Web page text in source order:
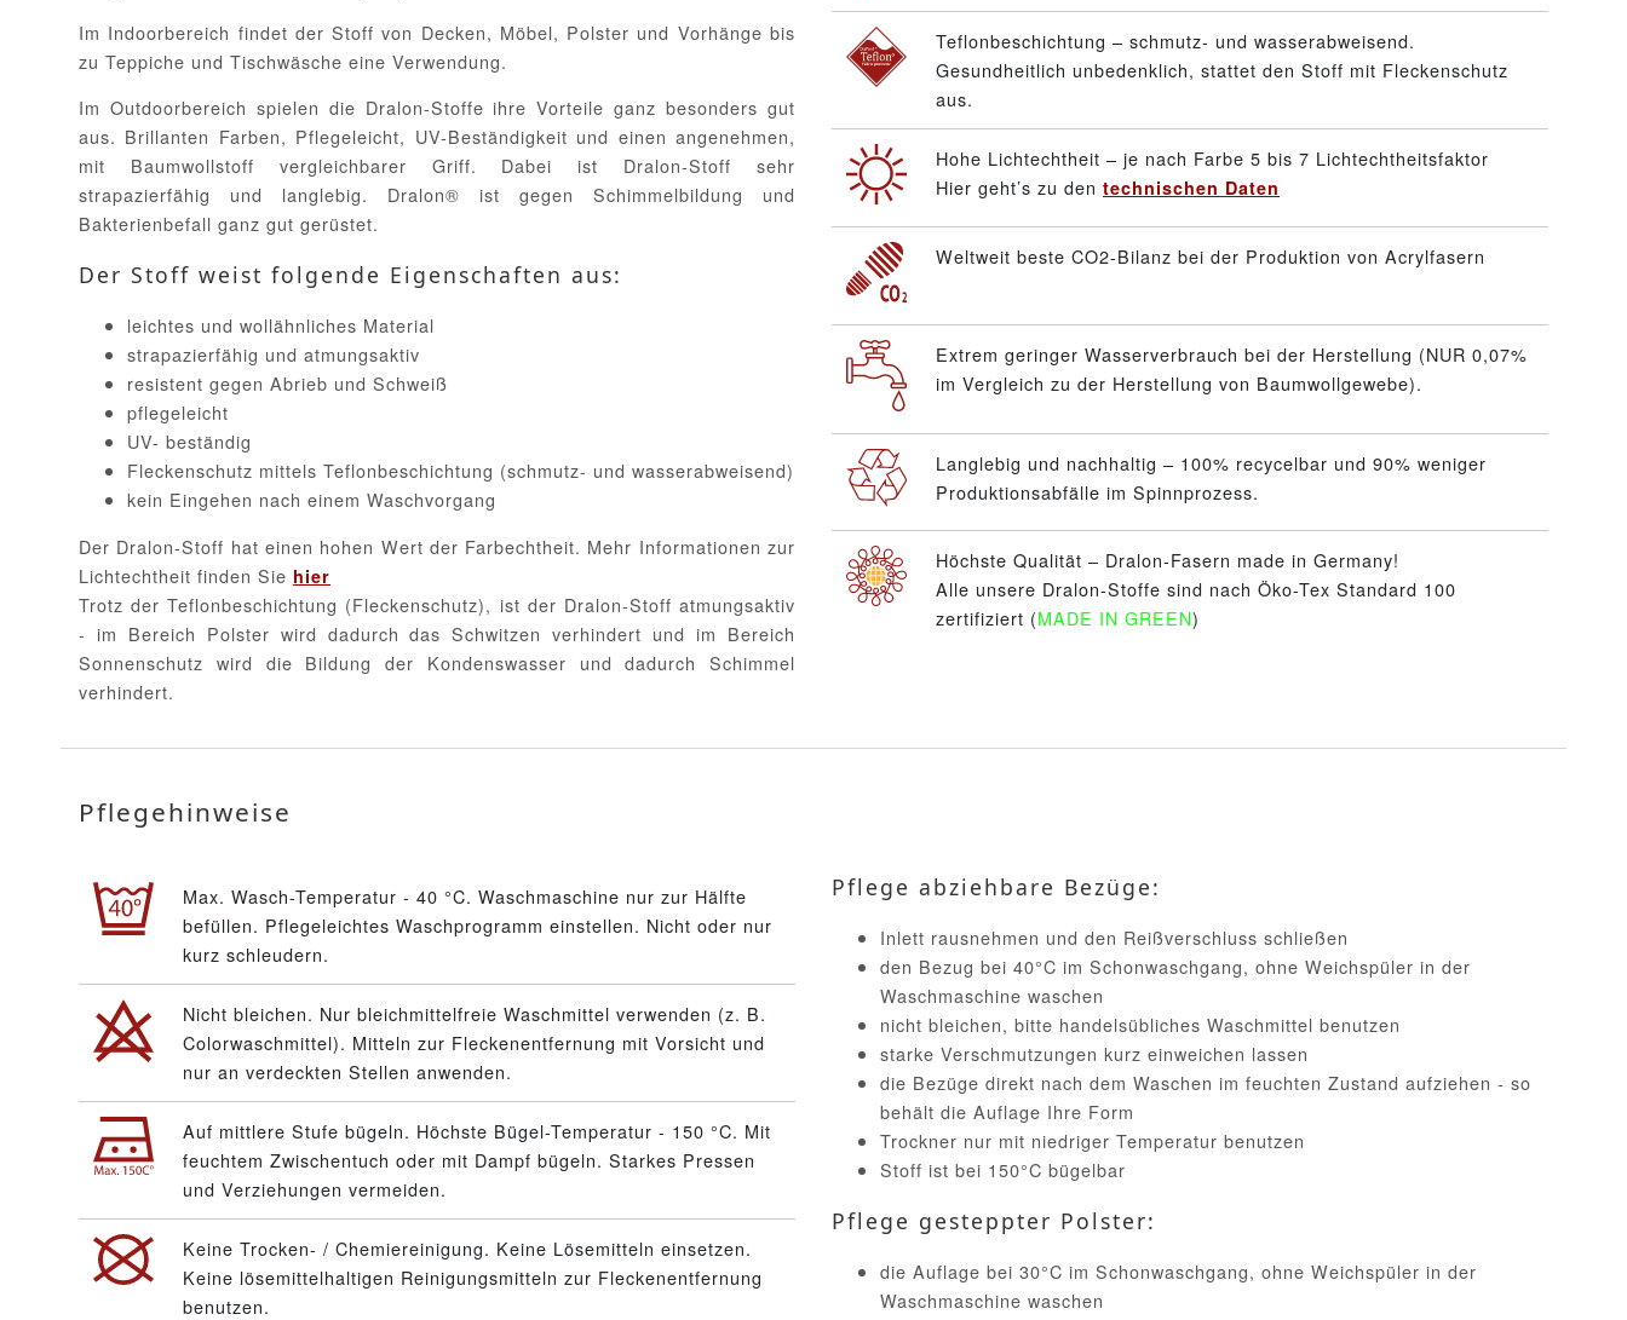
Im Indoorbereich findet der Stoff von Decken, Möbel, Polster und Vorhänge bis
zu Teppiche und Tischwäsche eine Verwendung.
Im Outdoorbereich spielen die Dralon-Stoffe ihre Vorteile ganz besonders gut
aus. Brillanten Farben, Pflegeleicht, UV-Beständigkeit und einen angenehmen,
mit Baumwollstoff vergleichbarer Griff. Dabei ist Dralon-Stoff sehr
strapazierfähig und langlebig. Dralon® ist gegen Schimmelbildung und
Bakterienbefall ganz gut gerüstet.
Der Stoff weist folgende Eigenschaften aus:
leichtes und wollähnliches Material
strapazierfähig und atmungsaktiv
resistent gegen Abrieb und Schweiß
pflegeleicht
UV- beständig
Fleckenschutz mittels Teflonbeschichtung (schmutz- und wasserabweisend)
kein Eingehen nach einem Waschvorgang
Der Dralon-Stoff hat einen hohen Wert der Farbechtheit. Mehr Informationen zur
Lichtechtheit finden Sie hier
Trotz der Teflonbeschichtung (Fleckenschutz), ist der Dralon-Stoff atmungsaktiv
- im Bereich Polster wird dadurch das Schwitzen verhindert und im Bereich
Sonnenschutz wird die Bildung der Kondenswasser und dadurch Schimmel
verhindert.
Teflonbeschichtung – schmutz- und wasserabweisend.
Gesundheitlich unbedenklich, stattet den Stoff mit Fleckenschutz
aus.
Hohe Lichtechtheit – je nach Farbe 5 bis 7 Lichtechtheitsfaktor
Hier geht’s zu den technischen Daten
Weltweit beste CO2-Bilanz bei der Produktion von Acrylfasern
Extrem geringer Wasserverbrauch bei der Herstellung (NUR 0,07%
im Vergleich zu der Herstellung von Baumwollgewebe).
Langlebig und nachhaltig – 100% recycelbar und 90% weniger
Produktionsabfälle im Spinnprozess.
Höchste Qualität – Dralon-Fasern made in Germany!
Alle unsere Dralon-Stoffe sind nach Öko-Tex Standard 100
zertifiziert (MADE IN GREEN)
Pflegehinweise
Pflege abziehbare Bezüge:
Inlett rausnehmen und den Reißverschluss schließen
den Bezug bei 40°C im Schonwaschgang, ohne Weichspüler in der
Waschmaschine waschen
nicht bleichen, bitte handelsübliches Waschmittel benutzen
starke Verschmutzungen kurz einweichen lassen
die Bezüge direkt nach dem Waschen im feuchten Zustand aufziehen - so
behält die Auflage Ihre Form
Trockner nur mit niedriger Temperatur benutzen
Stoff ist bei 150°C bügelbar
Pflege gesteppter Polster:
die Auflage bei 30°C im Schonwaschgang, ohne Weichspüler in der
Waschmaschine waschen
Max. Wasch-Temperatur - 40 °C. Waschmaschine nur zur Hälfte
befüllen. Pflegeleichtes Waschprogramm einstellen. Nicht oder nur
kurz schleudern.
Nicht bleichen. Nur bleichmittelfreie Waschmittel verwenden (z. B.
Colorwaschmittel). Mitteln zur Fleckenentfernung mit Vorsicht und
nur an verdeckten Stellen anwenden.
Auf mittlere Stufe bügeln. Höchste Bügel-Temperatur - 150 °C. Mit
feuchtem Zwischentuch oder mit Dampf bügeln. Starkes Pressen
und Verziehungen vermeiden.
Keine Trocken- / Chemiereinigung. Keine Lösemitteln einsetzen.
Keine lösemittelhaltigen Reinigungsmitteln zur Fleckenentfernung
benutzen.